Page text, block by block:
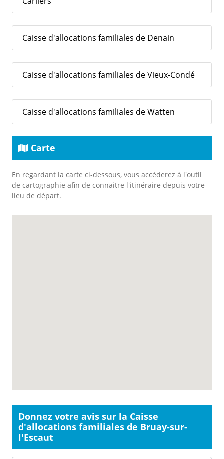
Caisse d'allocations familiales de Denain
Caisse d'allocations familiales de Vieux-Condé
Caisse d'allocations familiales de Watten
Carte
En regardant la carte ci-dessous, vous accéderez à l'outil
de cartographie afin de connaitre l'itinéraire depuis votre
lieu de départ.
Donnez votre avis sur la Caisse
d'allocations familiales de Bruay-sur-
l'Escaut